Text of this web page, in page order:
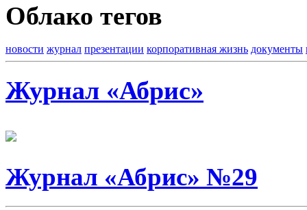
Облако тегов
новости журнал презентации корпоративная жизнь документы
Журнал «Абрис»
Журнал «Абрис» №29